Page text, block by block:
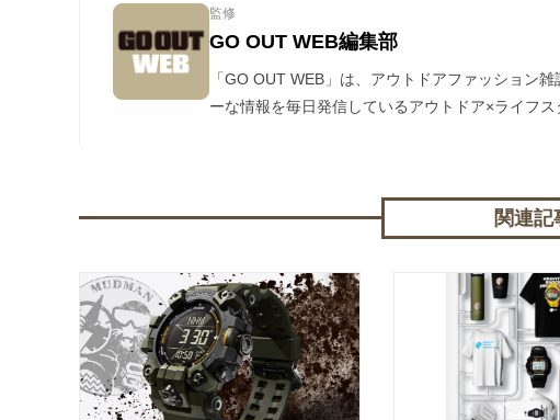
監修
GO OUT WEB編集部
「GO OUT WEB」は、アウトドアファッション
ーな情報を毎日発信しているアウトドア×ライフ
関連記